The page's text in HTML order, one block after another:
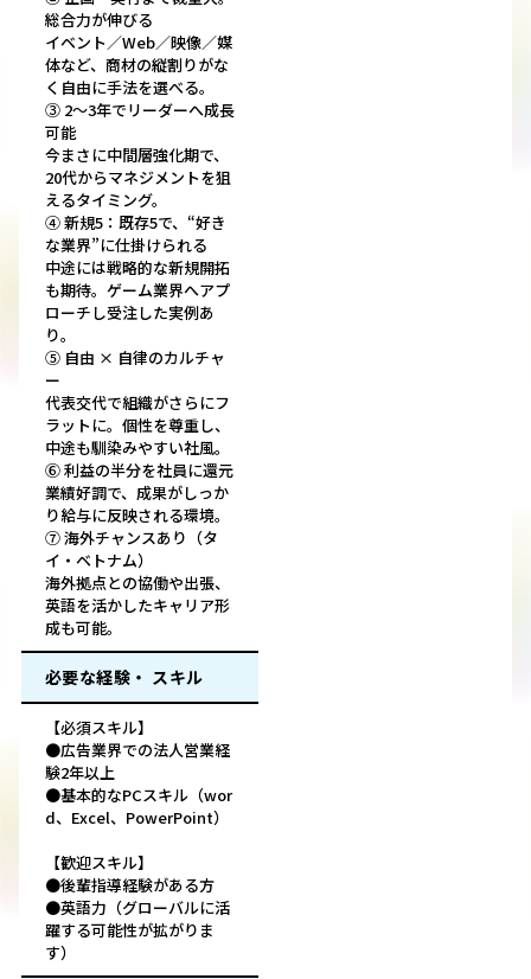
総合力が伸びる
イベント／Web／映像／媒
体など、商材の縦割りがな
く自由に手法を選べる。
③ 2〜3年でリーダーへ成長
可能
今まさに中間層強化期で、
20代からマネジメントを狙
えるタイミング。
④ 新規5：既存5で、“好き
な業界”に仕掛けられる
中途には戦略的な新規開拓
も期待。ゲーム業界へアプ
ローチし受注した実例あ
り。
⑤ 自由 × 自律のカルチャ
ー
代表交代で組織がさらにフ
ラットに。個性を尊重し、
中途も馴染みやすい社風。
⑥ 利益の半分を社員に還元
業績好調で、成果がしっか
り給与に反映される環境。
⑦ 海外チャンスあり（タ
イ・ベトナム）
海外拠点との協働や出張、
英語を活かしたキャリア形
成も可能。
必要な経験・ スキル
【必須スキル】
●広告業界での法人営業経
験2年以上
●基本的なPCスキル（wor
d、Excel、PowerPoint）
【歓迎スキル】
●後輩指導経験がある方
●英語力（グローバルに活
躍する可能性が拡がりま
す）